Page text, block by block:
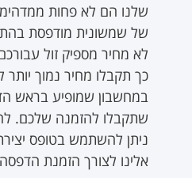
של שמשונית מודפסת
לא מחיר מספיק זול
כך תקבלו מחיר נמוך
במחשבון שמופיע בראש
שתקבלו להזמנה שלכם.
ניתן להשתמש בטופס
אלינו לצורך הזמנת